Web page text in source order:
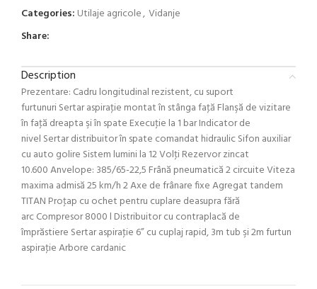
Categories: Utilaje agricole, Vidanje
Share:
Description
Prezentare: Cadru longitudinal rezistent, cu suport
furtunuri Sertar aspiraţie montat în stânga faţă Flanşă de vizitare
în faţă dreapta şi în spate Execuţie la 1 bar Indicator de
nivel Sertar distribuitor în spate comandat hidraulic Sifon auxiliar
cu auto golire Sistem lumini la 12 Volţi Rezervor zincat
10.600 Anvelope: 385/65-22,5 Frână pneumatică 2 circuite Viteza
maxima admisă 25 km/h 2 Axe de frânare fixe Agregat tandem
TITAN Proţap cu ochet pentru cuplare deasupra fără
arc Compresor 8000 l Distribuitor cu contraplacă de
împrăstiere Sertar aspiraţie 6” cu cuplaj rapid, 3m tub şi 2m furtun
aspiraţie Arbore cardanic